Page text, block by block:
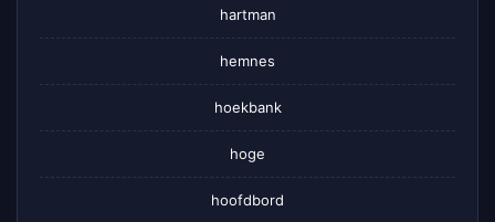
hartman
hemnes
hoekbank
hoge
hoofdbord